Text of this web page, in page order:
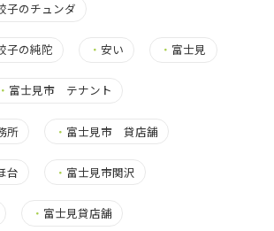
のチュンダ
の純陀 ・安い ・ 富士見
・ 富士見市 テナント
所 ・ 富士見市 貸店舗
台 ・ 富士見市関沢
・ 富士見貸店舗